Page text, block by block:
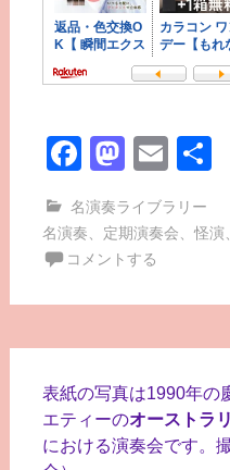
Facebook
名演奏ライブラリー
名演奏
定期演奏会 、怪演、
コメントする
表紙の写真は1990年の
エティーのオーストラ
における演奏会です。